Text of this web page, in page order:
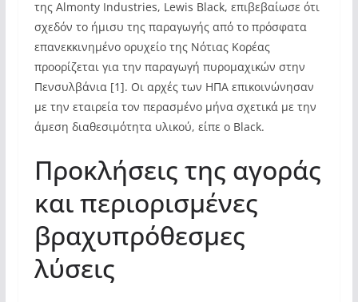
της Almonty Industries, Lewis Black, επιβεβαίωσε ότι
σχεδόν το ήμισυ της παραγωγής από το πρόσφατα
επανεκκινημένο ορυχείο της Νότιας Κορέας
προορίζεται για την παραγωγή πυρομαχικών στην
Πενσυλβάνια [1]. Οι αρχές των ΗΠΑ επικοινώνησαν
με την εταιρεία τον περασμένο μήνα σχετικά με την
άμεση διαθεσιμότητα υλικού, είπε ο Black.
Προκλήσεις της αγοράς
και περιορισμένες
βραχυπρόθεσμες
λύσεις